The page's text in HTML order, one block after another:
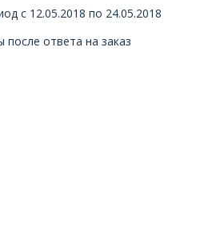
с 12.05.2018 по 24.05.2018
после ответа на заказ